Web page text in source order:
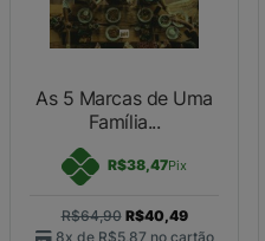
As 5 Marcas de Uma
Família...
R$38,47Pix
R$64,90 R$40,49
8x de R$5,87 no cartão